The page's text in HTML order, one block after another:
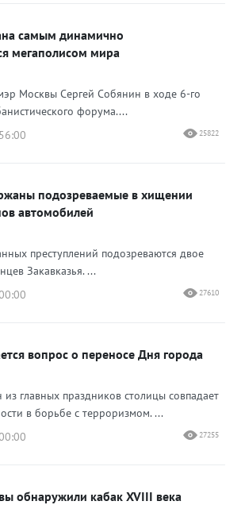
самым динамично
мегаполисом мира
Москвы Сергей Собянин в ходе 6-го
форума....
25822
подозреваемые в хищении
автомобилей
преступлений подозреваются двое
Закавказья. ...
27610
вопрос о переносе Дня города
главных праздников столицы совпадает
в борьбе с терроризмом. ...
27255
обнаружили кабак XVIII века